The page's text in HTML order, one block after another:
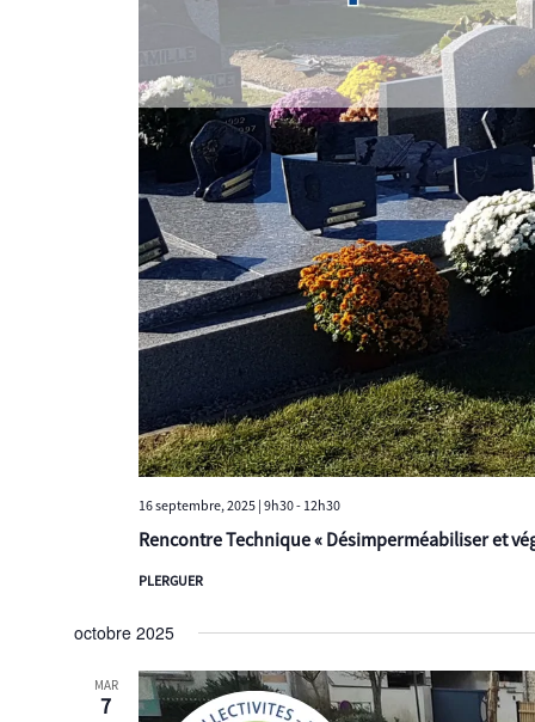
Rencontre Technique « Désimperméabiliser et
16 septembre, 2025 | 9h30- 12h30
PLERGUER
octobre 2025
MAR
7